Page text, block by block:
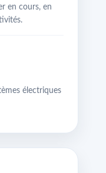
en cours, en
électriques